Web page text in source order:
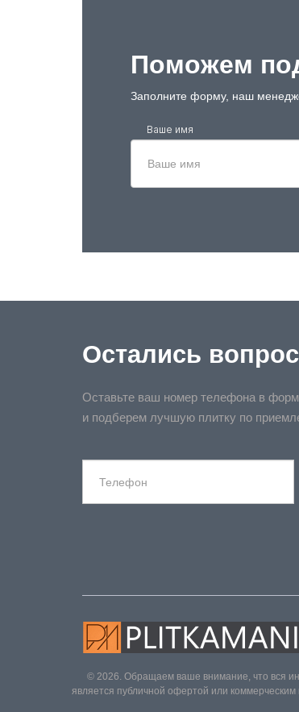
Поможем
Заполните форму, наш
Ваше имя
Остались
Оставьте ваш номер телефона в
и подберем лучшую плитку по
© 2026. Обращаем ваше внимание, что вся
является публичной офертой или